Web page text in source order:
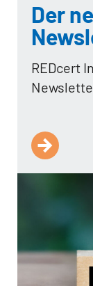
Der
REDcert